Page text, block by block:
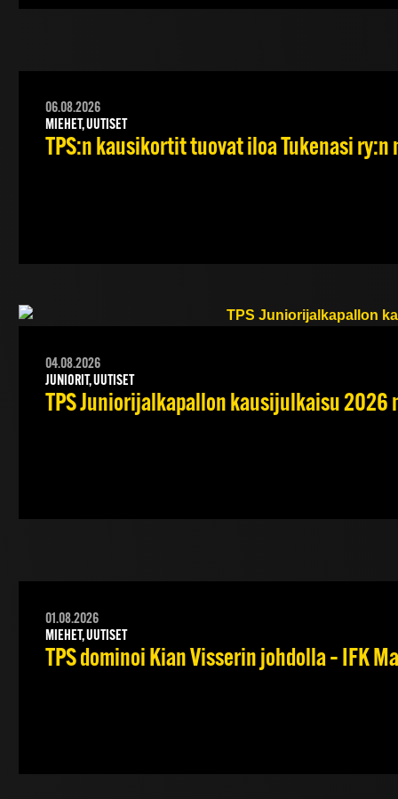
06.08.2026
MIEHET, UUTISET
TPS:n kausikortit tuovat iloa Tukenasi
04.08.2026
JUNIORIT, UUTISET
TPS Juniorijalkapallon kausijulkaisu 2026
01.08.2026
MIEHET, UUTISET
TPS dominoi Kian Visserin johdolla – IFK